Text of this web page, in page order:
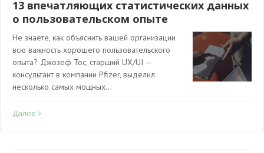
13 впечатляющих статистических данных
о пользовательском опыте
Не знаете, как объяснить вашей организации
всю важность хорошего пользовательского
опыта? Джозеф Тос, старший UX/UI —
консультант в компании Pfizer, выделил
несколько самых мощных…
Далее